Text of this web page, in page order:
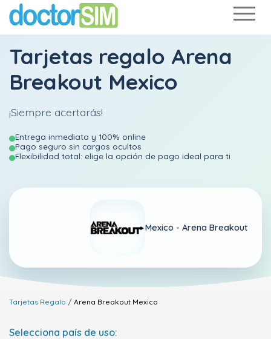
Tarjetas regalo Arena
Breakout Mexico
¡Siempre acertarás!
Entrega inmediata y 100% online
Pago seguro sin cargos ocultos
Flexibilidad total: elige la opción de pago ideal para ti
Mexico - Arena Breakout
Tarjetas Regalo Arena Breakout Mexico
Selecciona país de uso: